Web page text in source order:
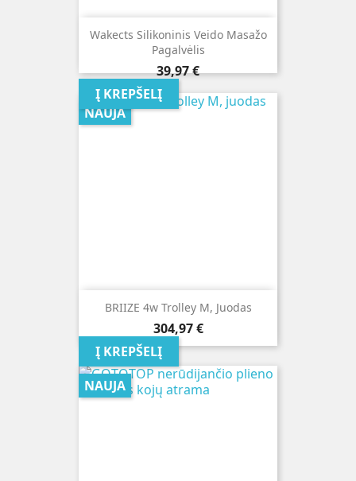
Wakects Silikoninis Veido Masažo
Pagalvėlis
Kaina
39,97 €
Į KREPŠELĮ
BRIIZE 4w Trolley M, Juodas
Kaina
304,97 €
Į KREPŠELĮ
NAUJA
NAUJA